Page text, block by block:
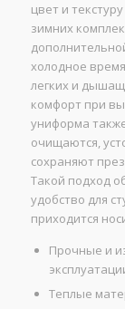
цвет и
зимних
холодное
легких и
комфорт при
униформа
очищаются,
сохраняют
Такой подход
удобство для
приходится
Прочные и
Теплые